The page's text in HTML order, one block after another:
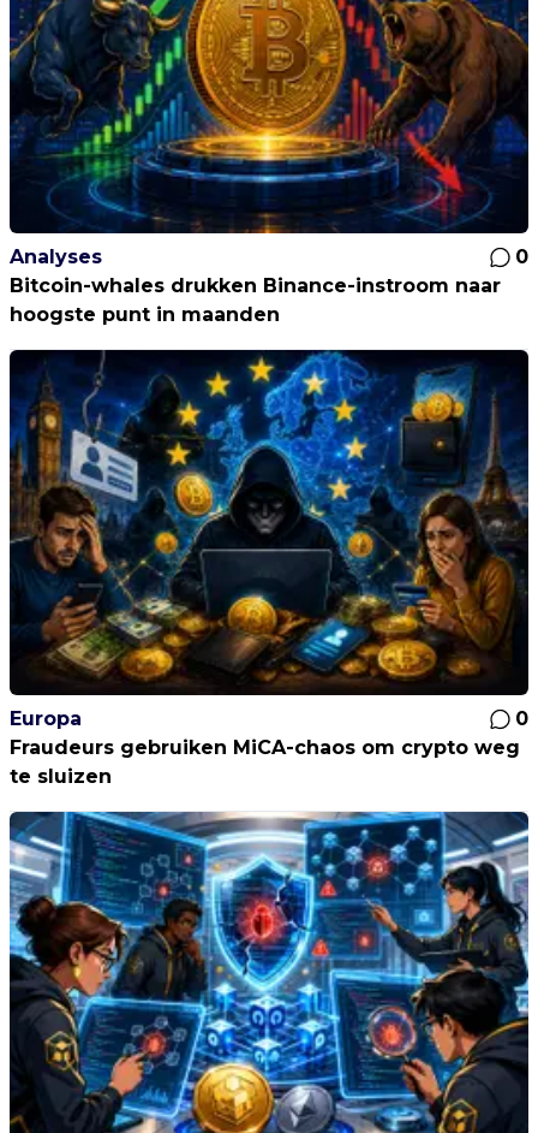
Analyses
0
Bitcoin-whales drukken Binance-instroom naar
hoogste punt in maanden
Europa
0
Fraudeurs gebruiken MiCA-chaos om crypto weg
te sluizen